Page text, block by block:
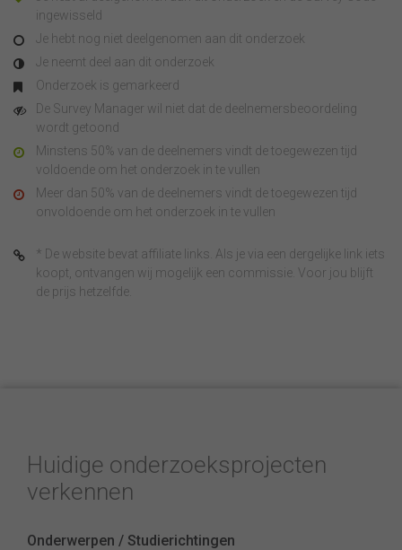
ingewisseld
Je hebt nog niet deelgenomen aan dit onderzoek
Je neemt deel aan dit onderzoek
Onderzoek is gemarkeerd
De Survey Manager wil niet dat de deelnemersbeoordeling
wordt getoond
Minstens 50% van de deelnemers vindt de toegewezen tijd
voldoende om het onderzoek in te vullen
Meer dan 50% van de deelnemers vindt de toegewezen tijd
onvoldoende om het onderzoek in te vullen
* De website bevat affiliate links. Als je via een dergelijke link iets
koopt, ontvangen wij mogelijk een commissie. Voor jou blijft
de prijs hetzelfde.
Huidige onderzoeksprojecten
verkennen
Onderwerpen / Studierichtingen